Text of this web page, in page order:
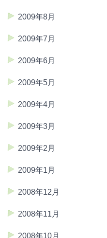
2009年8月
2009年7月
2009年6月
2009年5月
2009年4月
2009年3月
2009年2月
2009年1月
2008年12月
2008年11月
2008年10月